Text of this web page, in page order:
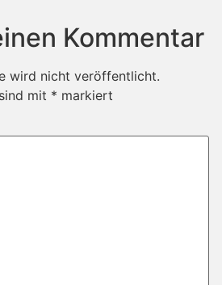
Kommentar
wird nicht veröffentlicht.
mit * markiert